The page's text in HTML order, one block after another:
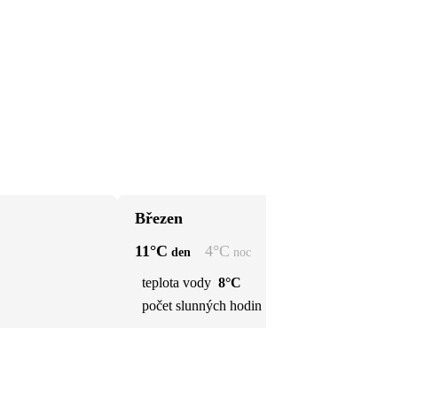
Březen
11°C den 4°C noc
teplota vody 8°C
počet slunných hodin